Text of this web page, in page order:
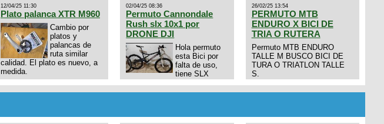
12/04/25 11:30
Plato palanca XTR M960
Cambio por
platos y
palancas de
ruta similar
calidad. El plato es nuevo, a
medida.
02/04/25 08:36
Permuto Cannondale
Rush slx 10x1 por
DRONE DJI
Hola permuto
esta Bici por
falta de uso,
tiene SLX
Horquilla Axon tope de gama
por drone de la marca Dji, les
26/02/25 13:54
PERMUTO MTB
ENDURO X BICI DE
TRIA O RUTERA
Permuto MTB ENDURO
TALLE M BUSCO BICI DE
TURA O TRIATLON TALLE
S.